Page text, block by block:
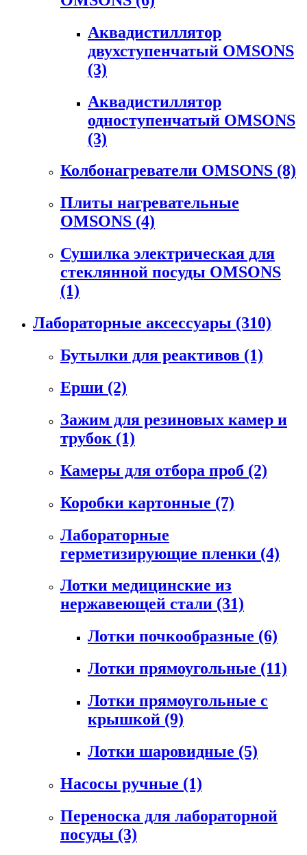
Аквадистиллятор
двухступенчатый OMSONS
(3)
Аквадистиллятор
одноступенчатый OMSONS
(3)
Колбонагреватели OMSONS (8)
Плиты нагревательные
OMSONS (4)
Сушилка электрическая для
стеклянной посуды OMSONS
(1)
Лабораторные аксессуары (310)
Бутылки для реактивов (1)
Ерши (2)
Зажим для резиновых камер и
трубок (1)
Камеры для отбора проб (2)
Коробки картонные (7)
Лабораторные
герметизирующие пленки (4)
Лотки медицинские из
нержавеющей стали (31)
Лотки почкообразные (6)
Лотки прямоугольные (11)
Лотки прямоугольные с
крышкой (9)
Лотки шаровидные (5)
Насосы ручные (1)
Переноска для лабораторной
посуды (3)